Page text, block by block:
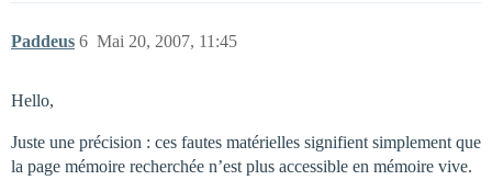
Paddeus Mai 20, 2007, 11:45
6
Hello,
Juste une précision : ces fautes matérielles signifient simplement que
la page mémoire recherchée n’est plus accessible en mémoire vive.